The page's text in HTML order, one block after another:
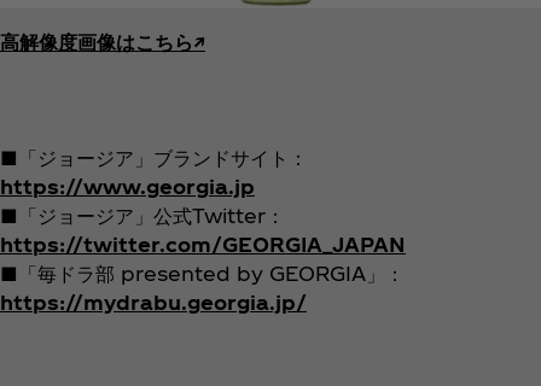
高解像度画像はこちら↗︎
■「ジョージア」ブランドサイト：
https://www.georgia.jp
■「ジョージア」公式Twitter：
https://twitter.com/GEORGIA_JAPAN
■「毎ドラ部 presented by GEORGIA」：
https://mydrabu.georgia.jp/